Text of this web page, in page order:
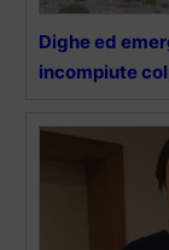
Dighe ed
incompiute